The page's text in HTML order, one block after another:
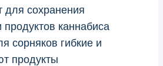
для сохранения
продуктов каннабиса
сорняков гибкие и
продукты